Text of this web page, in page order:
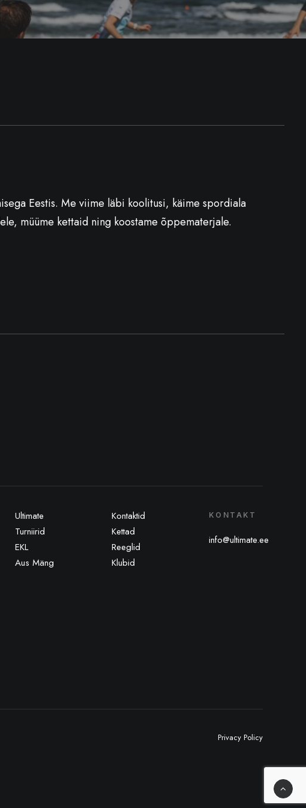
Eestis. Me viime läbi koolitusi, käime spordiala
müüme kettaid ning koostame õppematerjale.
Ultimate
Turniirid
EKL
Aus Mäng
Kontaktid
Kettad
Reeglid
Klubid
KONTAKT
info@ultimate.ee
Privacy Policy